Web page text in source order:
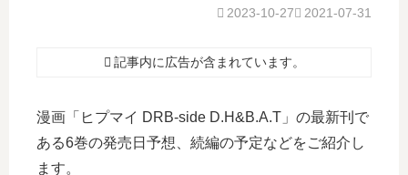
2021-07-31
2023-10-27
記事内に広告が含まれています。
漫画「ヒプマイ DRB-side D.H&B.A.T」の最新刊で
ある6巻の発売日予想、続編の予定などをご紹介し
ます。